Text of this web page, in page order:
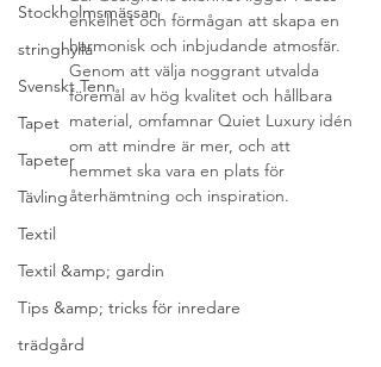
Stockholmsmässan
stringhylla
Svenskt Tenn
Tapet
Tapeter
Tävling
Textil
Textil &amp; gardin
Tips &amp; tricks för inredare
trädgård
enkelhet och förmågan att skapa en
harmonisk och inbjudande atmosfär.
Genom att välja noggrant utvalda
föremål av hög kvalitet och hållbara
material, omfamnar Quiet Luxury idén
om att mindre är mer, och att
hemmet ska vara en plats för
återhämtning och inspiration.